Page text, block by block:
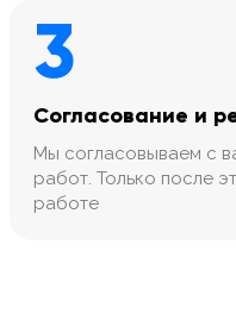
3
Согласование и
Мы согласовываем с
работ. Только после
работе